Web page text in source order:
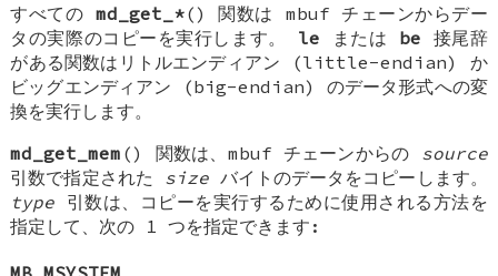
すべての md_get_*() 関数は mbuf チェーンからデー
タの実際のコピーを実行します。 le または be 接尾辞
がある関数はリトルエンディアン (little-endian) か
ビッグエンディアン (big-endian) のデータ形式への変
換を実行します。
md_get_mem () 関数は、mbuf チェーンからの source
引数で指定された sizeバイトのデータをコピーします。
type 引数は、コピーを実行するために使用される方法を
指定して、次の 1 つを指定できます: